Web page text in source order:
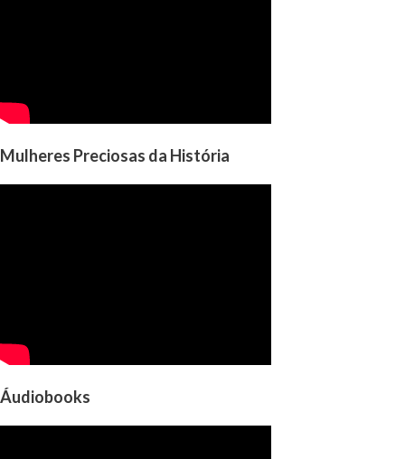
Mulheres Preciosas da História
Áudiobooks